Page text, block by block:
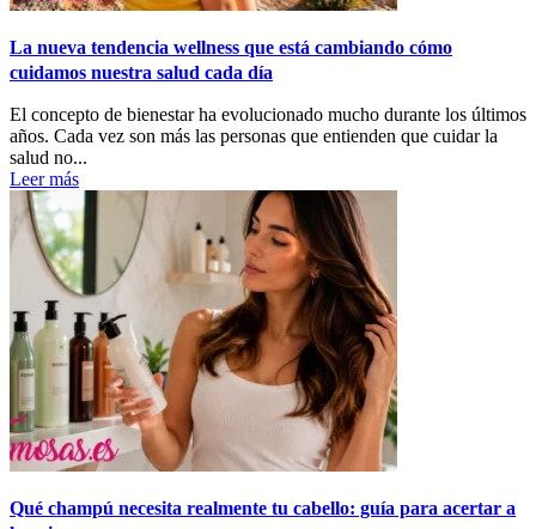
La nueva tendencia wellness que está cambiando cómo
cuidamos nuestra salud cada día
El concepto de bienestar ha evolucionado mucho durante los últimos
años. Cada vez son más las personas que entienden que cuidar la
salud no...
Leer más
Qué champú necesita realmente tu cabello: guía para acertar a